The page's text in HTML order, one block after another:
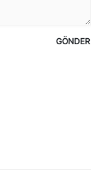
GÖNDER